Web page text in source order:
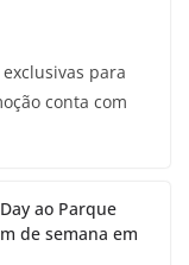
para
conta com
ao Parque
de semana em